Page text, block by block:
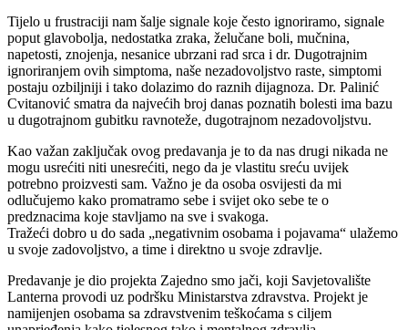
Tijelo u frustraciji nam šalje signale koje često ignoriramo, signale
poput glavobolja, nedostatka zraka, želučane boli, mučnina,
napetosti, znojenja, nesanice ubrzani rad srca i dr. Dugotrajnim
ignoriranjem ovih simptoma, naše nezadovoljstvo raste, simptomi
postaju ozbiljniji i tako dolazimo do raznih dijagnoza. Dr. Palinić
Cvitanović smatra da najvećih broj danas poznatih bolesti ima bazu
u dugotrajnom gubitku ravnoteže, dugotrajnom nezadovoljstvu.
Kao važan zaključak ovog predavanja je to da nas drugi nikada ne
mogu usrećiti niti unesrećiti, nego da je vlastitu sreću uvijek
potrebno proizvesti sam. Važno je da osoba osvijesti da mi
odlučujemo kako promatramo sebe i svijet oko sebe te o
predznacima koje stavljamo na sve i svakoga.
Tražeći dobro u do sada „negativnim osobama i pojavama“ ulažemo
u svoje zadovoljstvo, a time i direktno u svoje zdravlje.
Predavanje je dio projekta Zajedno smo jači, koji Savjetovalište
Lanterna provodi uz podršku Ministarstva zdravstva. Projekt je
namijenjen osobama sa zdravstvenim teškoćama s ciljem